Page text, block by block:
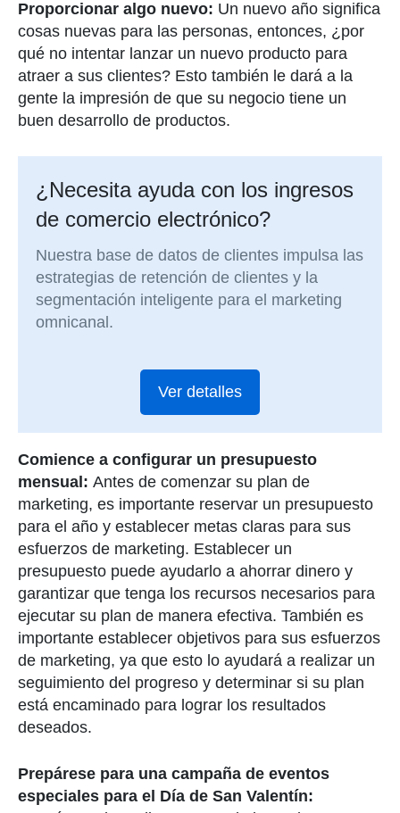
Proporcionar algo nuevo: Un nuevo año significa
cosas nuevas para las personas, entonces, ¿por
qué no intentar lanzar un nuevo producto para
atraer a sus clientes? Esto también le dará a la
gente la impresión de que su negocio tiene un
buen desarrollo de productos.
¿Necesita ayuda con los ingresos
de comercio electrónico?
Nuestra base de datos de clientes impulsa las
estrategias de retención de clientes y la
segmentación inteligente para el marketing
omnicanal.
Ver detalles
Comience a configurar un presupuesto
mensual: Antes de comenzar su plan de
marketing, es importante reservar un presupuesto
para el año y establecer metas claras para sus
esfuerzos de marketing. Establecer un
presupuesto puede ayudarlo a ahorrar dinero y
garantizar que tenga los recursos necesarios para
ejecutar su plan de manera efectiva. También es
importante establecer objetivos para sus esfuerzos
de marketing, ya que esto lo ayudará a realizar un
seguimiento del progreso y determinar si su plan
está encaminado para lograr los resultados
deseados.
Prepárese para una campaña de eventos
especiales para el Día de San Valentín: